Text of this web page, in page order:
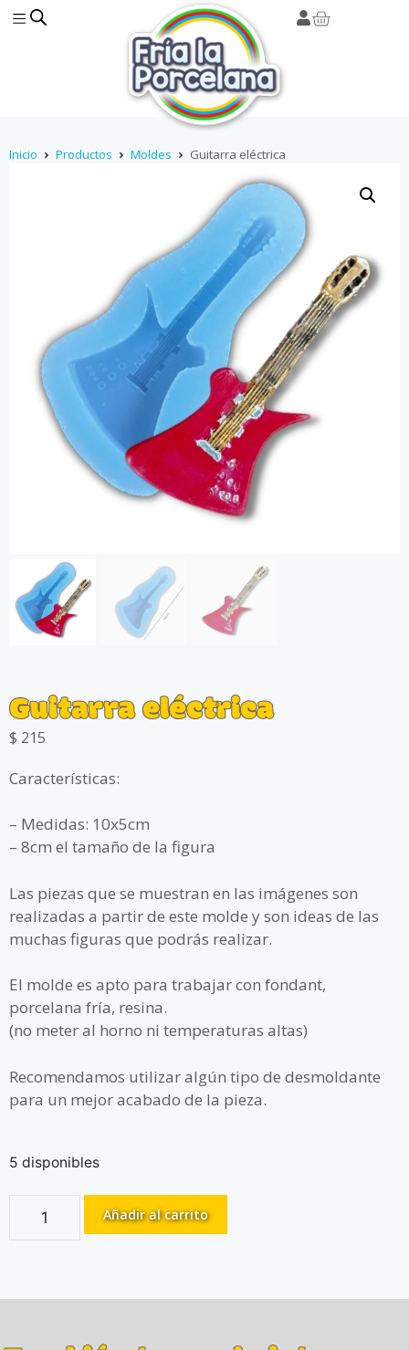
Inicio Productos Moldes Guitarra eléctrica
Guitarra eléctrica
$ 215
Características:
– Medidas: 10x5cm
– 8cm el tamaño de la figura
Las piezas que se muestran en las imágenes son
realizadas a partir de este molde y son ideas de las
muchas figuras que podrás realizar.
El molde es apto para trabajar con fondant,
porcelana fría, resina.
(no meter al horno ni temperaturas altas)
Recomendamos utilizar algún tipo de desmoldante
para un mejor acabado de la pieza.
5 disponibles
Añadir al carrito